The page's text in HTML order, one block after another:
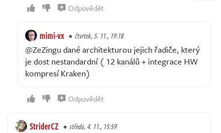
Odpovědět
mimi-vx čtvrtek, 5. 11., 19:18
@ZeZingu dané architekturou jejich řadiče, který
je dost nestandardní ( 12 kanálů + integrace HW
kompresí Kraken)
Odpovědět
StriderCZ středa, 4. 11., 15:59